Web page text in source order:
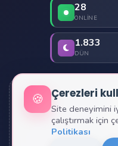
28
ONLINE
1.833
DÜN
🍪 Çerezleri
Site deneyimini
çalıştırmak için
Politikası